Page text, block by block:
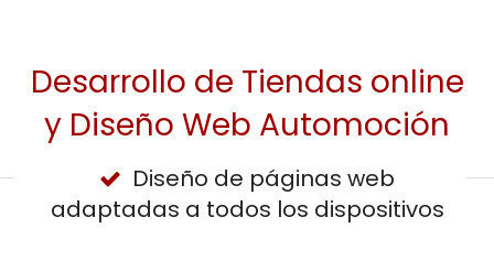
Desarrollo de Tiendas online
y Diseño Web Automoción
Diseño de páginas web
adaptadas a todos los dispositivos